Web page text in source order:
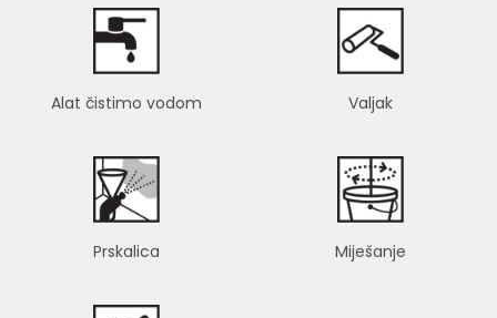
Alat čistimo vodom Valjak
Prskalica Miješanje